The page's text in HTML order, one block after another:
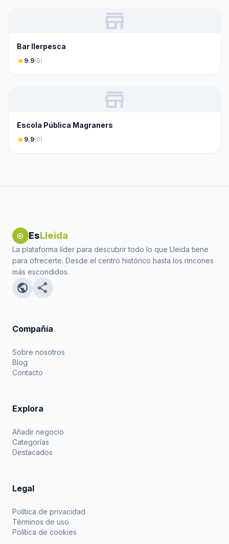
store
Bar Ilerpesca
star9.9(0)
store
Escola Pública Magraners
star9.9(0)
explore EsLleida
La plataforma líder para descubrir todo lo que Lleida tiene
para ofrecerte. Desde el centro histórico hasta los rincones
más escondidos.
public share
Compañía
Sobre nosotros
Blog
Contacto
Explora
Añadir negocio
Categorías
Destacados
Legal
Política de privacidad
Términos de uso
Política de cookies